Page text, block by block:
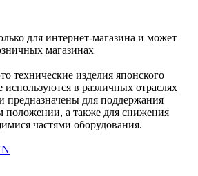
для интернет-магазина и может
магазинах
технические изделия японского
используются в различных отраслях
для поддержания
положении, а также для снижения
частями оборудования.